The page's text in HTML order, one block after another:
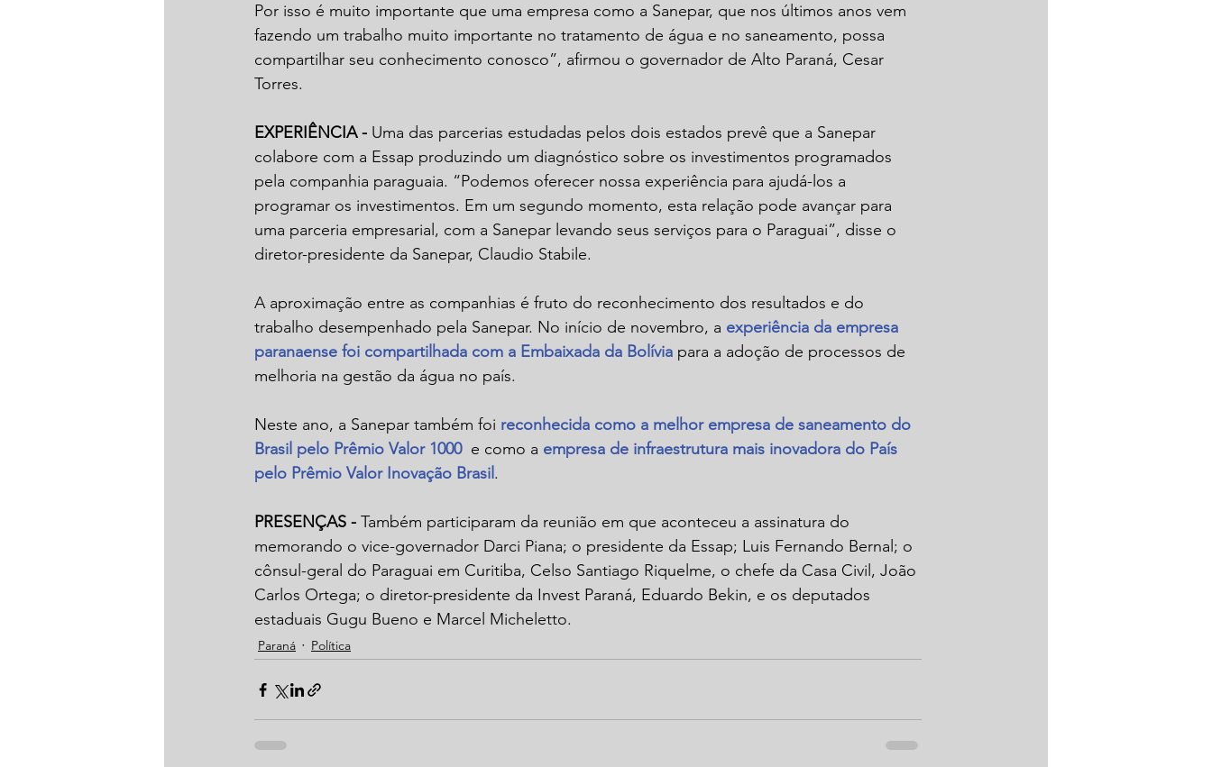
Por isso é muito importante que uma empresa como a Sanepar, que nos últimos anos vem
fazendo um trabalho muito importante no tratamento de água e no saneamento, possa
compartilhar seu conhecimento conosco”, afirmou o governador de Alto Paraná, Cesar
Torres.
EXPERIÊNCIA - Uma das parcerias estudadas pelos dois estados prevê que a Sanepar
colabore com a Essap produzindo um diagnóstico sobre os investimentos programados
pela companhia paraguaia. “Podemos oferecer nossa experiência para ajudá-los a
programar os investimentos. Em um segundo momento, esta relação pode avançar para
uma parceria empresarial, com a Sanepar levando seus serviços para o Paraguai”, disse o
diretor-presidente da Sanepar, Claudio Stabile.
A aproximação entre as companhias é fruto do reconhecimento dos resultados e do
trabalho desempenhado pela Sanepar. No início de novembro, a experiência da empresa
paranaense foi compartilhada com a Embaixada da Bolívia para a adoção de processos de
melhoria na gestão da água no país.
Neste ano, a Sanepar também foi reconhecida como a melhor empresa de saneamento do
Brasil pelo Prêmio Valor 1000
  e como a
empresa de infraestrutura mais inovadora do País
pelo Prêmio Valor Inovação Brasil .
PRESENÇAS - Também participaram da reunião em que aconteceu a assinatura do
memorando o vice-governador Darci Piana; o presidente da Essap; Luis Fernando Bernal; o
cônsul-geral do Paraguai em Curitiba, Celso Santiago Riquelme, o chefe da Casa Civil, João
Carlos Ortega; o diretor-presidente da Invest Paraná, Eduardo Bekin, e os deputados
estaduais Gugu Bueno e Marcel Micheletto.
Paraná Política